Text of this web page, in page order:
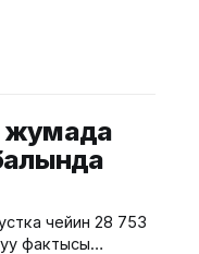
жумада
чейин 28 753
фактысы